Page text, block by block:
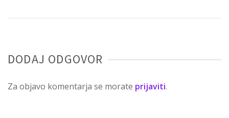
DODAJ ODGOVOR
Za objavo komentarja se morate prijaviti.